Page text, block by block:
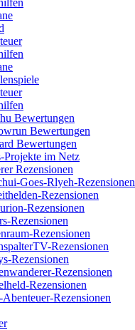
Bewertungen
Bewertungen
Bewertungen
Projekte im Netz
Rezensionen
Goes-Rlyeh-Rezensionen
Rezensionen
Rezensionen
Rezensionen
Rezensionen
Rezensionen
Rezensionen
Rezensionen
Rezensionen
Rezensionen